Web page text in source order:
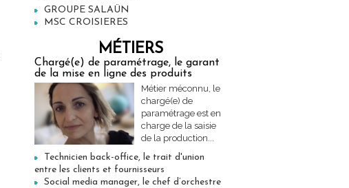
GROUPE SALAÜN
MSC CROISIERES
MÉTIERS
Chargé(e) de paramétrage, le garant
de la mise en ligne des produits
Métier méconnu, le
chargé(e) de
paramétrage est en
charge de la saisie
de la production...
Technicien back-office, le trait d'union
entre les clients et fournisseurs
Social media manager, le chef d’orchestre